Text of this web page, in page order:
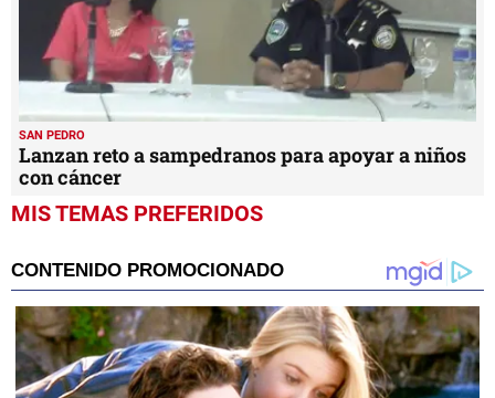
SAN PEDRO
Lanzan reto a sampedranos para apoyar a niños
con cáncer
MIS TEMAS PREFERIDOS